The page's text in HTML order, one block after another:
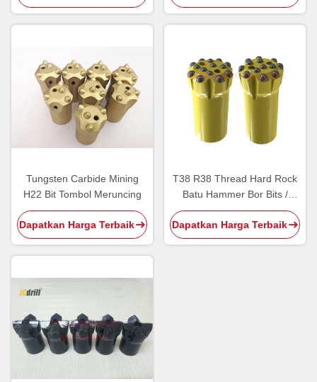
Tungsten Carbide Mining
H22 Bit Tombol Meruncing
Dapatkan Harga Terbaik
T38 R38 Thread Hard Rock
Batu Hammer Bor Bits /
Bench Drilling Carbide
Masukkan Tombol Bit
Dapatkan Harga Terbaik